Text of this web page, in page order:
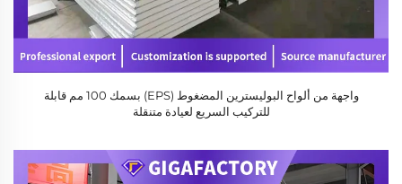
واجهة من ألواح البوليسترين المضغوط (EPS) بسمك 100 مم قابلة
للتركيب السريع لعيادة متنقلة